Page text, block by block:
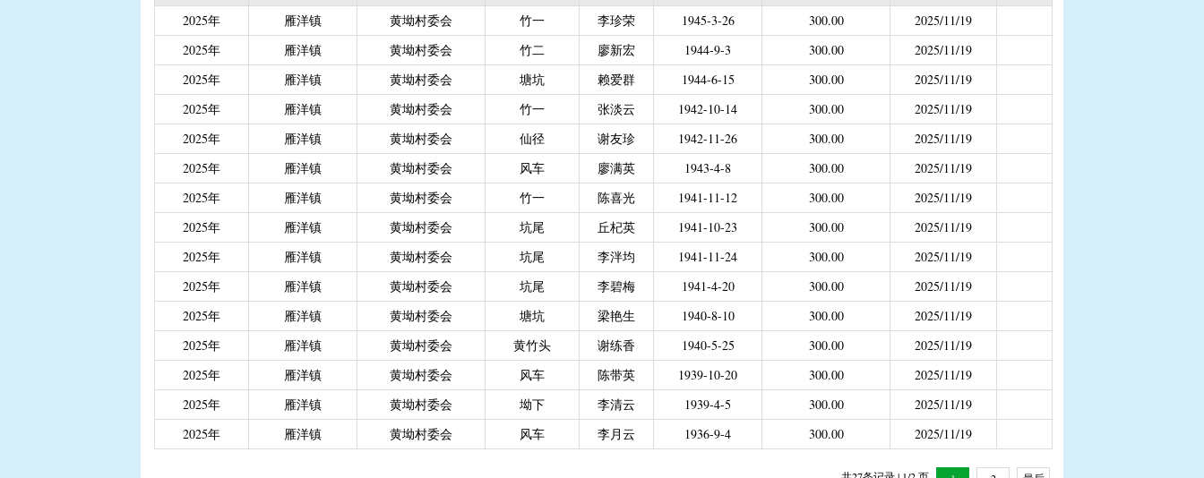
| 城乡居民保险养老金 | 农村危房改造 | 基本农田保护经济补偿 | 残疾人自主创业就业
| 重度残疾人护理补贴（2013年至2016年，已移至民政局） | 重度残疾人医疗保险
| 南粤扶残助学工程（高等教育阶段残疾学生补贴） | 低保残疾人生活津贴（2013年至2016年，已移至民政局）
重度残疾人、精神和智力残疾人缴纳城乡居民基本养老保险费 | 广东省贫困归侨扶贫救助专项补助
城乡居民医保大病保险 | 城乡居民医保零星报销
困难群众医疗救助
城乡居民医保大病保险（2021年4月之前社保局公开的数据） | 城乡居民医保零星报销（2021年4月之前社保局公开的数据）
省级生态公益林效益补偿专项资金
2025年 雁洋镇 黄坳村委会 竹一 李珍荣 1945-3-26 300.00
2025/11/19
2025年
雁洋镇 黄坳村委会 竹二 廖新宏 1944-9-3 300.00
2025/11/19
2025年
雁洋镇 黄坳村委会 塘坑 赖爱群 1944-6-15 300.00
2025/11/19
2025年
雁洋镇 黄坳村委会 竹一 张淡云 1942-10-14 300.00
2025/11/19
2025年
雁洋镇 黄坳村委会 仙径 谢友珍 1942-11-26 300.00
2025/11/19
2025年
雁洋镇 黄坳村委会 风车 廖满英 1943-4-8 300.00
2025/11/19
2025年
雁洋镇 黄坳村委会 竹一 陈喜光 1941-11-12 300.00
2025/11/19
2025年
雁洋镇 黄坳村委会 坑尾 丘杞英 1941-10-23 300.00
2025/11/19
2025年
雁洋镇 黄坳村委会 坑尾 李泮均 1941-11-24 300.00
2025/11/19
2025年
雁洋镇 黄坳村委会 坑尾 李碧梅 1941-4-20 300.00
2025/11/19
2025年
雁洋镇 黄坳村委会 塘坑 梁艳生 1940-8-10 300.00
2025/11/19
2025年
雁洋镇 黄坳村委会 黄竹头 谢练香 1940-5-25 300.00
2025/11/19
2025年
雁洋镇 黄坳村委会 风车 陈带英 1939-10-20 300.00
2025/11/19
2025年
雁洋镇 黄坳村委会 坳下 李清云 1939-4-5 300.00
2025/11/19
2025年
雁洋镇 黄坳村委会 风车 李月云 1936-9-4 300.00 2025/11/19